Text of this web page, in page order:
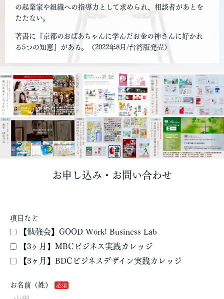
の起業家や組織への指導力として求められ、相談者があとを
たたない。
著書に『京都のおばあちゃんに学んだお金の神さんに好かれ
る5つの知恵』がある。（2022年8月/台湾版発売）
お申し込み・お問い合わせ
項目など
【勉強会】GOOD Work! Business Lab
【3ヶ月】MBCビジネス実践カレッジ
【3ヶ月】BDCビジネスデザイン実践カレッジ
お名前（姓）